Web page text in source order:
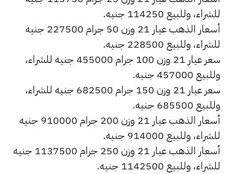
للشراء، وللبيع 114250 جنيه.
أسعار الذهب عيار 21 وزن 50 جرام 227500 جنيه
للشراء، وللبيع 228500 جنيه.
سعر عيار 21 وزن 100 جرام 455000 جنيه للشراء،
وللبيع 457000 جنيه.
سعر عيار 21 وزن 150 جرام 682500 جنيه للشراء،
وللبيع 685500 جنيه.
أسعار الذهب عيار 21 وزن 200 جرام 910000 جنيه
للشراء، وللبيع 914000 جنيه.
أسعار الذهب عيار 21 وزن 250 جرام 1137500 جنيه
للشراء، وللبيع 1142500 جنيه.